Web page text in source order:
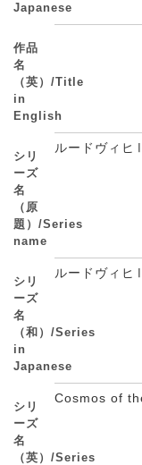
Japanese
作品
名
（英）/Title
in
English
シリ
ーズ
名
（原
題）/Series
name
ルードヴィヒ
シリ
ーズ
名
（和）/Series
in
Japanese
ルードヴィヒ
シリ
ーズ
名
（英）/Series
Cosmos of